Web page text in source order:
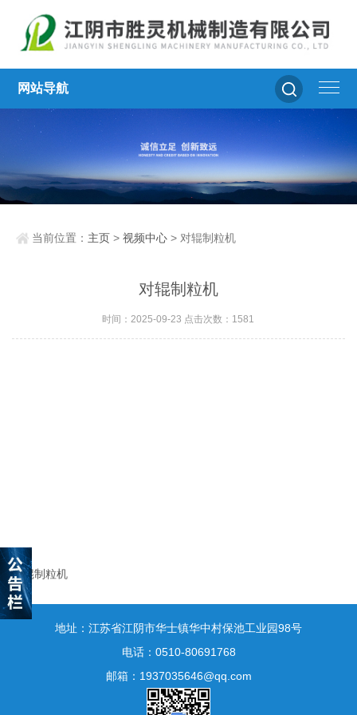
网站导航
当前位置： 主页 >视频中心 > 对辊制粒机
对辊制粒机
时间：2025-09-23 点击次数：1581
对辊制粒机
地址：江苏省江阴市华士镇华中村保池工业园98号
电话：0510-80691768
邮箱：1937035646@qq.com